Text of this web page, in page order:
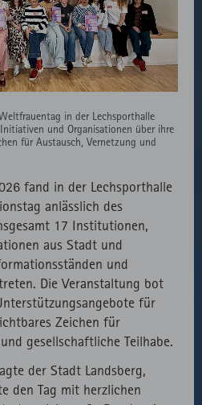
in der Lechsporthalle
und Organisationen über ihre
für Austausch, Vernetzung und
fand in der Lechsporthalle
anlässlich des
17 Institutionen,
aus Stadt und
und
Die Veranstaltung bot
für
Zeichen für
gesellschaftliche Teilhabe.
der Stadt Landsberg,
den Tag mit herzlichen
die
Session